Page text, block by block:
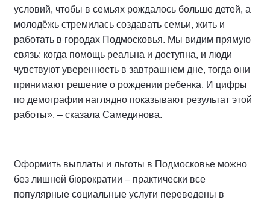
условий, чтобы в семьях рождалось больше детей, а
молодёжь стремилась создавать семьи, жить и
работать в городах Подмосковья. Мы видим прямую
связь: когда помощь реальна и доступна, и люди
чувствуют уверенность в завтрашнем дне, тогда они
принимают решение о рождении ребенка. И цифры
по демографии наглядно показывают результат этой
работы», – сказала Самединова.
Оформить выплаты и льготы в Подмосковье можно
без лишней бюрократии – практически все
популярные социальные услуги переведены в